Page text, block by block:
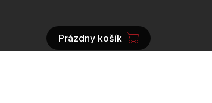
NÁKUPNÝ
Prázdny košík